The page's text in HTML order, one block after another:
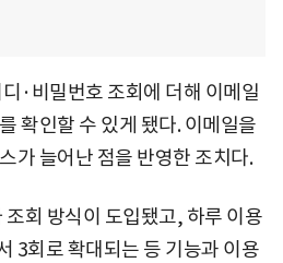
·비밀번호 조회에 더해 이메일
확인할 수 있게 됐다. 이메일을
가 늘어난 점을 반영한 조치다.
회 방식이 도입됐고, 하루 이용
3회로 확대되는 등 기능과 이용